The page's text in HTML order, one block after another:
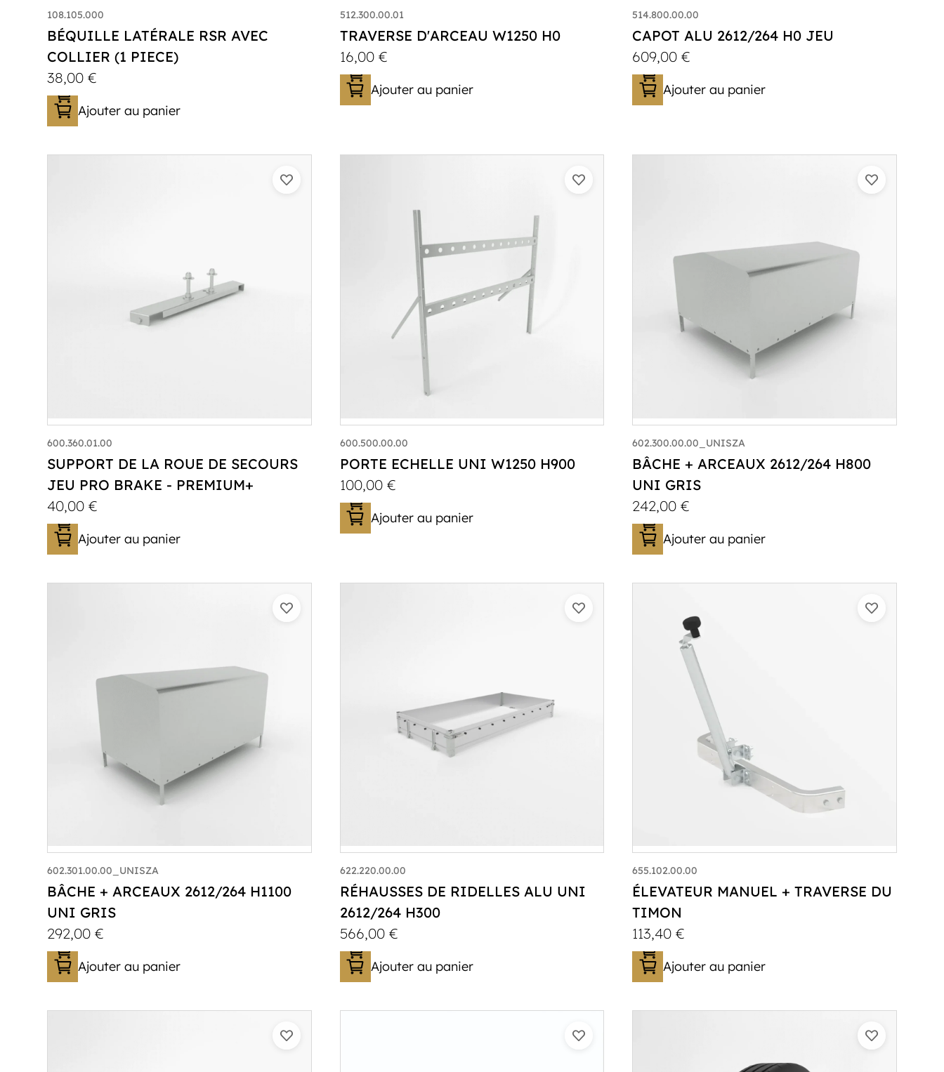
108.105.000
BÉQUILLE LATÉRALE RSR AVEC
COLLIER (1 PIECE)
38,00€
Ajouter au panier
512.300.00.01
TRAVERSE D'ARCEAU W1250 H0
16,00 €
Ajouter au panier
514.800.00.00
CAPOT ALU 2612/264 H0 JEU
609,00€
Ajouter au panier
600.360.01.00
SUPPORT DE LA ROUE DE SECOURS
JEU PRO BRAKE - PREMIUM+
40,00€
Ajouter au panier
600.500.00.00
PORTE ECHELLE UNI W1250 H900
100,00 €
Ajouter au panier
602.300.00.00_UNISZA
BÂCHE + ARCEAUX 2612/264 H800
UNI GRIS
242,00€
Ajouter au panier
602.301.00.00_UNISZA
BÂCHE + ARCEAUX 2612/264 H1100
UNI GRIS
292,00€
Ajouter au panier
622.220.00.00
RÉHAUSSES DE RIDELLES ALU UNI
2612/264 H300
566,00 €
Ajouter au panier
655.102.00.00
ÉLEVATEUR MANUEL + TRAVERSE DU
TIMON
113,40€
Ajouter au panier